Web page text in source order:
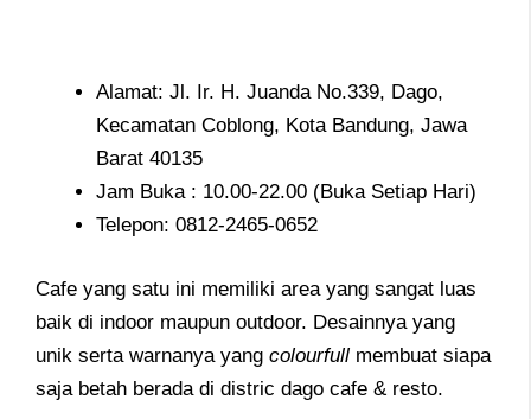
Alamat: Jl. Ir. H. Juanda No.339, Dago,
Kecamatan Coblong, Kota Bandung, Jawa
Barat 40135
Jam Buka : 10.00-22.00 (Buka Setiap Hari)
Telepon: 0812-2465-0652
Cafe yang satu ini memiliki area yang sangat luas
baik di indoor maupun outdoor. Desainnya yang
unik serta warnanya yang colourfull membuat siapa
saja betah berada di distric dago cafe & resto.